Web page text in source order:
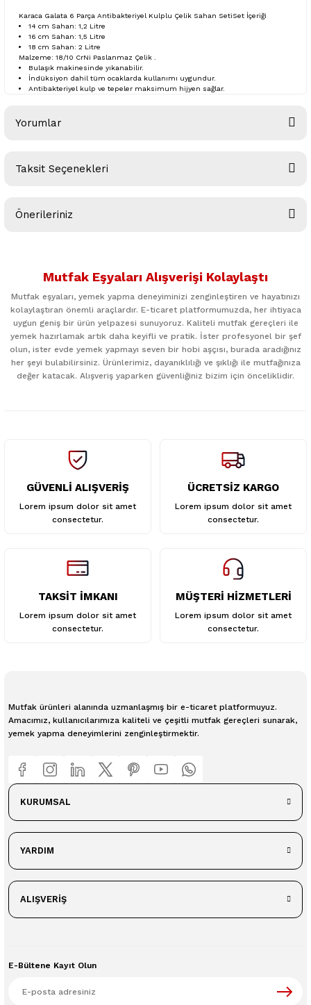
Karaca Galata 6 Parça Antibakteriyel Kulplu Çelik Sahan SetiSet İçeriği
14 cm Sahan: 1,2 Litre
16 cm Sahan: 1,5 Litre
18 cm Sahan: 2 Litre
Malzeme: 18/10 CrNi Paslanmaz Çelik .
Bulaşık makinesinde yıkanabilir.
İndüksiyon dahil tüm ocaklarda kullanımı uygundur.
Antibakteriyel kulp ve tepeler maksimum hijyen sağlar.
Yorumlar
Taksit Seçenekleri
Önerileriniz
kullanarak tarafımıza iletebilirsiniz.
Ürün resmi kalitesiz, bozuk veya görüntülenemiyor.
Ürün bilgilerinde hatalar bulunuyor.
Ürün fiyatı diğer sitelerden daha pahalı.
Mutfak Eşyaları Alışverişi Kolaylaştı
Mutfak eşyaları, yemek yapma deneyiminizi zenginleştiren ve hayatınızı
kolaylaştıran önemli araçlardır. E-ticaret platformumuzda, her ihtiyaca
uygun geniş bir ürün yelpazesi sunuyoruz. Kaliteli mutfak gereçleri ile
yemek hazırlamak artık daha keyifli ve pratik. İster profesyonel bir şef
olun, ister evde yemek yapmayı seven bir hobi aşçısı, burada aradığınız
her şeyi bulabilirsiniz. Ürünlerimiz, dayanıklılığı ve şıklığı ile mutfağınıza
değer katacak. Alışveriş yaparken güvenliğiniz bizim için önceliklidir.
GÜVENLİ ALIŞVERİŞ
Lorem ipsum dolor sit amet
consectetur.
ÜCRETSİZ KARGO
Lorem ipsum dolor sit amet
consectetur.
TAKSİT İMKANI
Lorem ipsum dolor sit amet
consectetur.
MÜŞTERİ HİZMETLERİ
Lorem ipsum dolor sit amet
consectetur.
Mutfak ürünleri alanında uzmanlaşmış bir e-ticaret platformuyuz.
Amacımız, kullanıcılarımıza kaliteli ve çeşitli mutfak gereçleri sunarak,
yemek yapma deneyimlerini zenginleştirmektir.
KURUMSAL
YARDIM
ALIŞVERİŞ
E-Bültene Kayıt Olun